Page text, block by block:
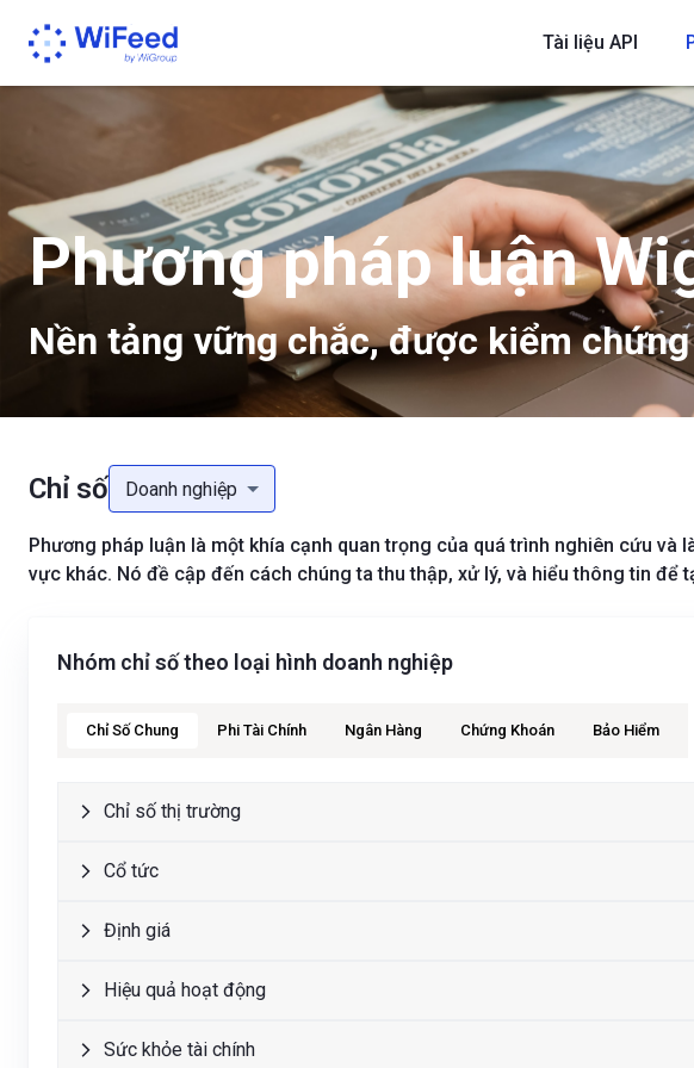
Tài liệu API
Phương pháp luận
Nền tảng vững chắc, được kiểm
Chỉ số Doanh nghiệp
Phương pháp luận là một khía cạnh quan trọng của quá trình nghiên cứu
vực khác. Nó đề cập đến cách chúng ta thu thập, xử lý, và hiểu thông tin
Nhóm chỉ số theo loại hình doanh nghiệp
Chỉ Số Chung Phi Tài Chính Ngân Hàng Chứng Khoán Bảo Hiểm
Chỉ số thị trường
Cổ tức
Định giá
Hiệu quả hoạt động
Sức khỏe tài chính